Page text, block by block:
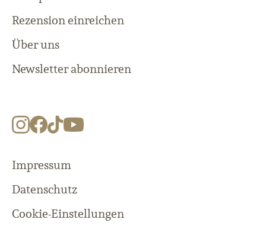
Rezension einreichen
Über uns
Newsletter abonnieren
Impressum
Datenschutz
Cookie-Einstellungen